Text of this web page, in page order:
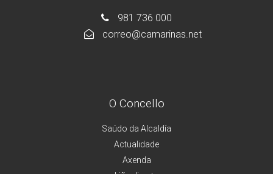
981 736 000
correo@camarinas.net
O Concello
Saúdo da Alcaldía
Actualidade
Axenda